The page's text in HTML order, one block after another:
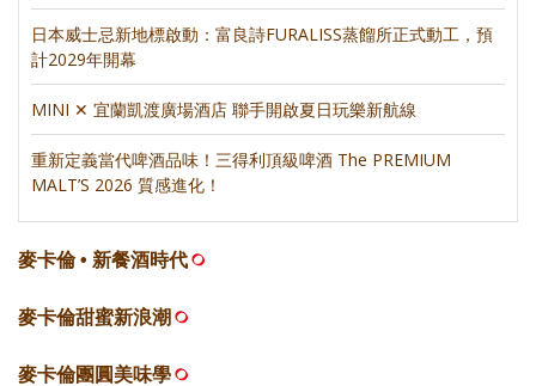
日本威士忌新地標啟動：富良詩FURALISS蒸餾所正式動工，預
計2029年開幕
MINI ✕ 宜蘭凱渡廣場酒店 聯手開啟夏日玩樂新航線
重新定義當代啤酒品味！三得利頂級啤酒 The PREMIUM
MALT’S 2026 質感進化！
麥卡倫 • 新餐酒時代
麥卡倫甜蜜新浪潮
麥卡倫團圓美味學